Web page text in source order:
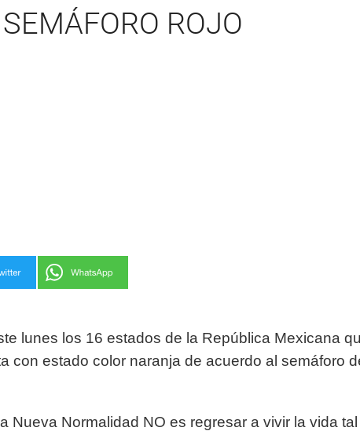
ROJO
lunes los 16 estados de la República Mexicana
con estado color naranja de acuerdo al semáforo
Nueva Normalidad NO es regresar a vivir la vida